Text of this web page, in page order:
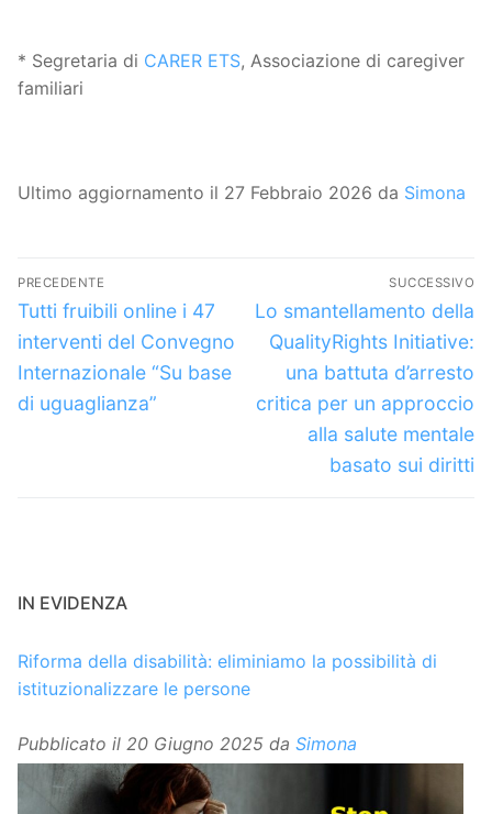
* Segretaria di CARER ETS, Associazione di caregiver
familiari
Ultimo aggiornamento il 27 Febbraio 2026 da Simona
Navigazione
articoli
PRECEDENTE
Articolo
precedente:
Tutti fruibili online i 47
interventi del Convegno
Internazionale “Su base
di uguaglianza”
SUCCESSIVO
Articolo
successivo:
Lo smantellamento della
QualityRights Initiative:
una battuta d’arresto
critica per un approccio
alla salute mentale
basato sui diritti
IN EVIDENZA
Riforma della disabilità: eliminiamo la possibilità di
istituzionalizzare le persone
Pubblicato il 20 Giugno 2025 da Simona